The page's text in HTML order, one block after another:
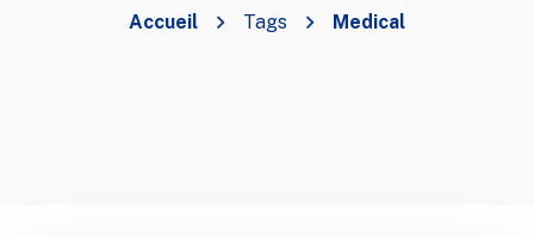
Accueil Tags Medical